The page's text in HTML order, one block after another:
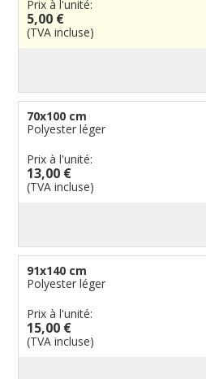
Régions reste du monde
Provinces néerlandaises
Cantons suisses
Drapeaux de courtoisie
Français
Drapeaux organisations
Drapeaux publicitaires
Drapeaux groupes
Fanions personnalisés
Drapeaux à voile et à goutte
Drapeaux pirates
Drapeaux de table
Prix à l'unité:
5,00 €
(TVA incluse)
70x100 cm
Polyester léger
Prix à l'unité:
13,00 €
(TVA incluse)
91x140 cm
Polyester léger
Prix à l'unité:
15,00 €
(TVA incluse)